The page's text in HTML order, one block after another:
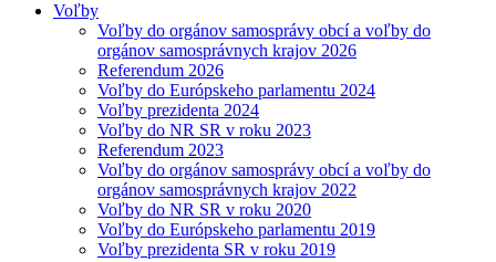
Voľby
Voľby do orgánov samosprávy obcí a voľby do
orgánov samosprávnych krajov 2026
Referendum 2026
Voľby do Európskeho parlamentu 2024
Voľby prezidenta 2024
Voľby do NR SR v roku 2023
Referendum 2023
Voľby do orgánov samosprávy obcí a voľby do
orgánov samosprávnych krajov 2022
Voľby do NR SR v roku 2020
Voľby do Európskeho parlamentu 2019
Voľby prezidenta SR v roku 2019